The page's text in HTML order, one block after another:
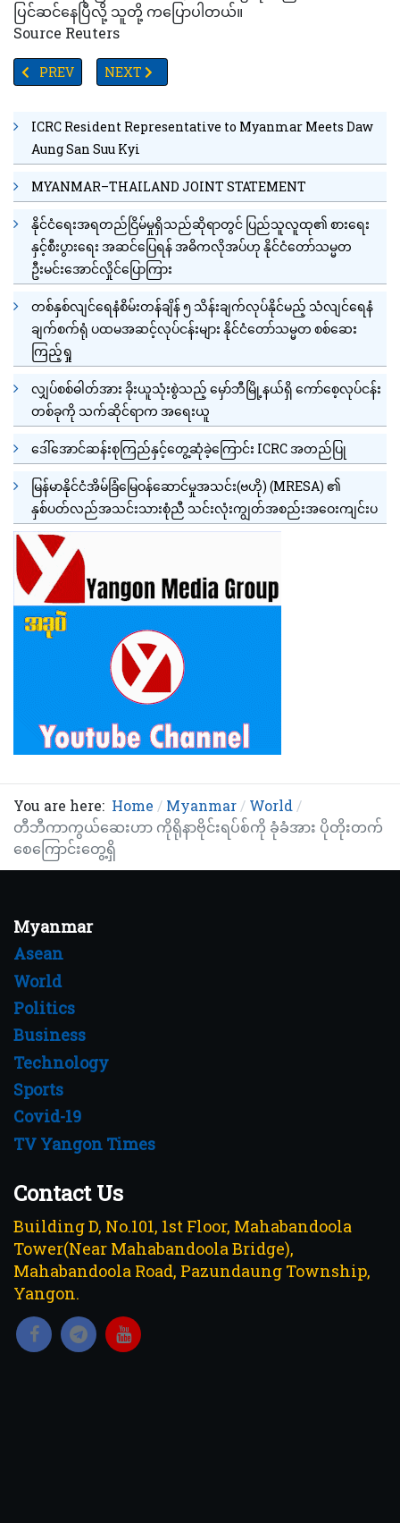
ပြင်ဆင်နေပြီလို့ သူတို့ ကပြောပါတယ်။
Source Reuters
PREVIOUS ARTICLE: ရုရှားအပေါ် ပြစ်တင်ရှုတ်ချသည့် သဘေ
PREV NEXT ARTICLE: ကိုဗစ်အားမြှင့်ကာကွယ်ဆေးဒုတိယအ
NEXT
ICRC Resident Representative to Myanmar Meets Daw
Aung San Suu Kyi
MYANMAR–THAILAND JOINT STATEMENT
နိုင်ငံရေးအရတည်ငြိမ်မှုရှိသည်ဆိုရာတွင် ပြည်သူလူထု၏ စားရေး
နှင့်စီးပွားရေး အဆင်ပြေရန် အဓိကလိုအပ်ဟု နိုင်ငံတော်သမ္မတ
ဦးမင်းအောင်လှိုင်ပြောကြား
တစ်နှစ်လျင်ရေနံစိမ်းတန်ချိန် ၅ သိန်းချက်လုပ်နိုင်မည့် သံလျင်ရေနံ
ချက်စက်ရုံ ပထမအဆင့်လုပ်ငန်းများ နိုင်ငံတော်သမ္မတ စစ်ဆေး
ကြည့်ရှု
လျှပ်စစ်ဓါတ်အား ခိုးယူသုံးစွဲသည့် မှော်ဘီမြို့နယ်ရှိ ကော်စေ့လုပ်ငန်း
တစ်ခုကို သက်ဆိုင်ရာက အရေးယူ
ဒေါ်အောင်ဆန်းစုကြည်နှင့်တွေ့ဆုံခဲ့ကြောင်း ICRC အတည်ပြု
မြန်မာနိုင်ငံအိမ်ခြံမြေဝန်ဆောင်မှုအသင်း(ဗဟို) (MRESA) ၏
နှစ်ပတ်လည်အသင်းသားစုံညီ သင်းလုံးကျွတ်အစည်းအဝေးကျင်းပ
You are here: Home Myanmar
World
တီဘီကာကွယ်ဆေးဟာ ကိုရိုနာဗိုင်းရပ်စ်ကို ခုံခံအား ပိုတိုးတက်
စေကြောင်းတွေ့ရှိ
Myanmar
Asean
World
Politics
Business
Technology
Sports
Covid-19
TV Yangon Times
Contact Us
Building D, No.101, 1st Floor, Mahabandoola
Tower(Near Mahabandoola Bridge),
Mahabandoola Road, Pazundaung Township,
Yangon.